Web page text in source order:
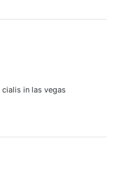
cialis in las vegas